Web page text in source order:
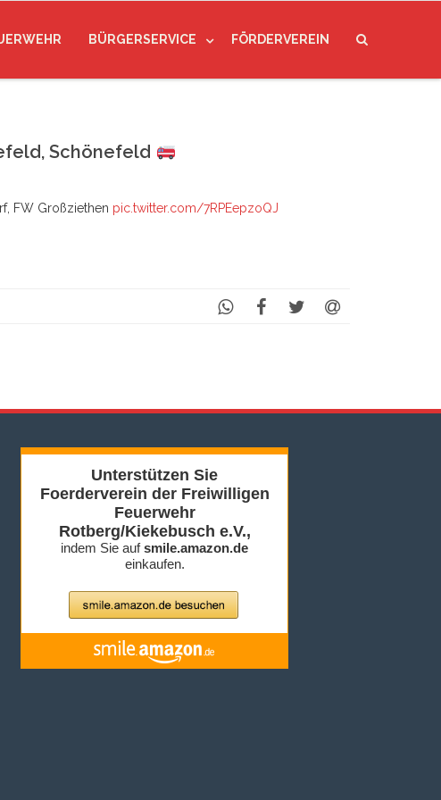
BÜRGERSERVICE FÖRDERVEREIN
Schönefeld
FW Großziethen pic.twitter.com/7RPEepzoQJ